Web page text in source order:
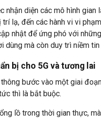
nhận diện các mô hình gian
lạ, đến các hành vi vi
nhật để ứng phó với
mà còn duy trì niềm
bị cho 5G và tương lai
bước vào một giai
thì là bắt buộc.
lồ trong thời gian thực,